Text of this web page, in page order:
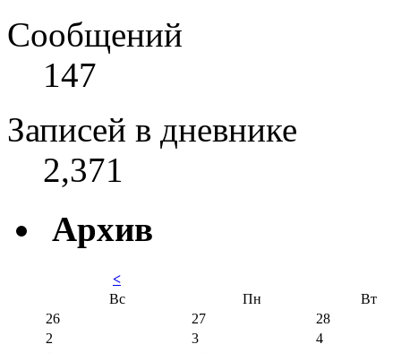
Сообщений
147
Записей в дневнике
2,371
Архив
<
Вс
Пн
Вт
26
27
28
2
3
4